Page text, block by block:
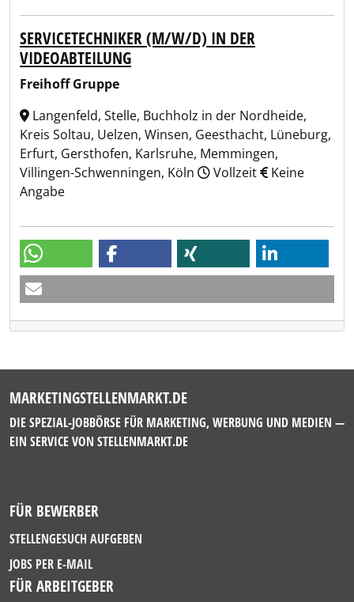
SERVICETECHNIKER (M/W/D) IN DER
VIDEOABTEILUNG
Freihoff Gruppe
Langenfeld, Stelle, Buchholz in der Nordheide,
Kreis Soltau, Uelzen, Winsen, Geesthacht, Lüneburg,
Erfurt, Gersthofen, Karlsruhe, Memmingen,
Villingen-Schwenningen, Köln
Vollzeit
Keine
Angabe
MARKETINGSTELLENMARKT.DE
DIE SPEZIAL-JOBBÖRSE FÜR MARKETING, WERBUNG UND MEDIEN —
EIN SERVICE VON STELLENMARKT.DE
FÜR BEWERBER
STELLENGESUCH AUFGEBEN
JOBS PER E-MAIL
FÜR ARBEITGEBER